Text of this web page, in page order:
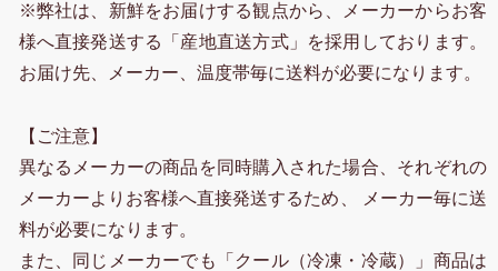
※弊社は、新鮮をお届けする観点から、メーカーからお客
様へ直接発送する「産地直送方式」を採用しております。
お届け先、メーカー、温度帯毎に送料が必要になります。
【ご注意】
異なるメーカーの商品を同時購入された場合、それぞれの
メーカーよりお客様へ直接発送するため、 メーカー毎に送
料が必要になります。
また、同じメーカーでも「クール（冷凍・冷蔵）」商品は